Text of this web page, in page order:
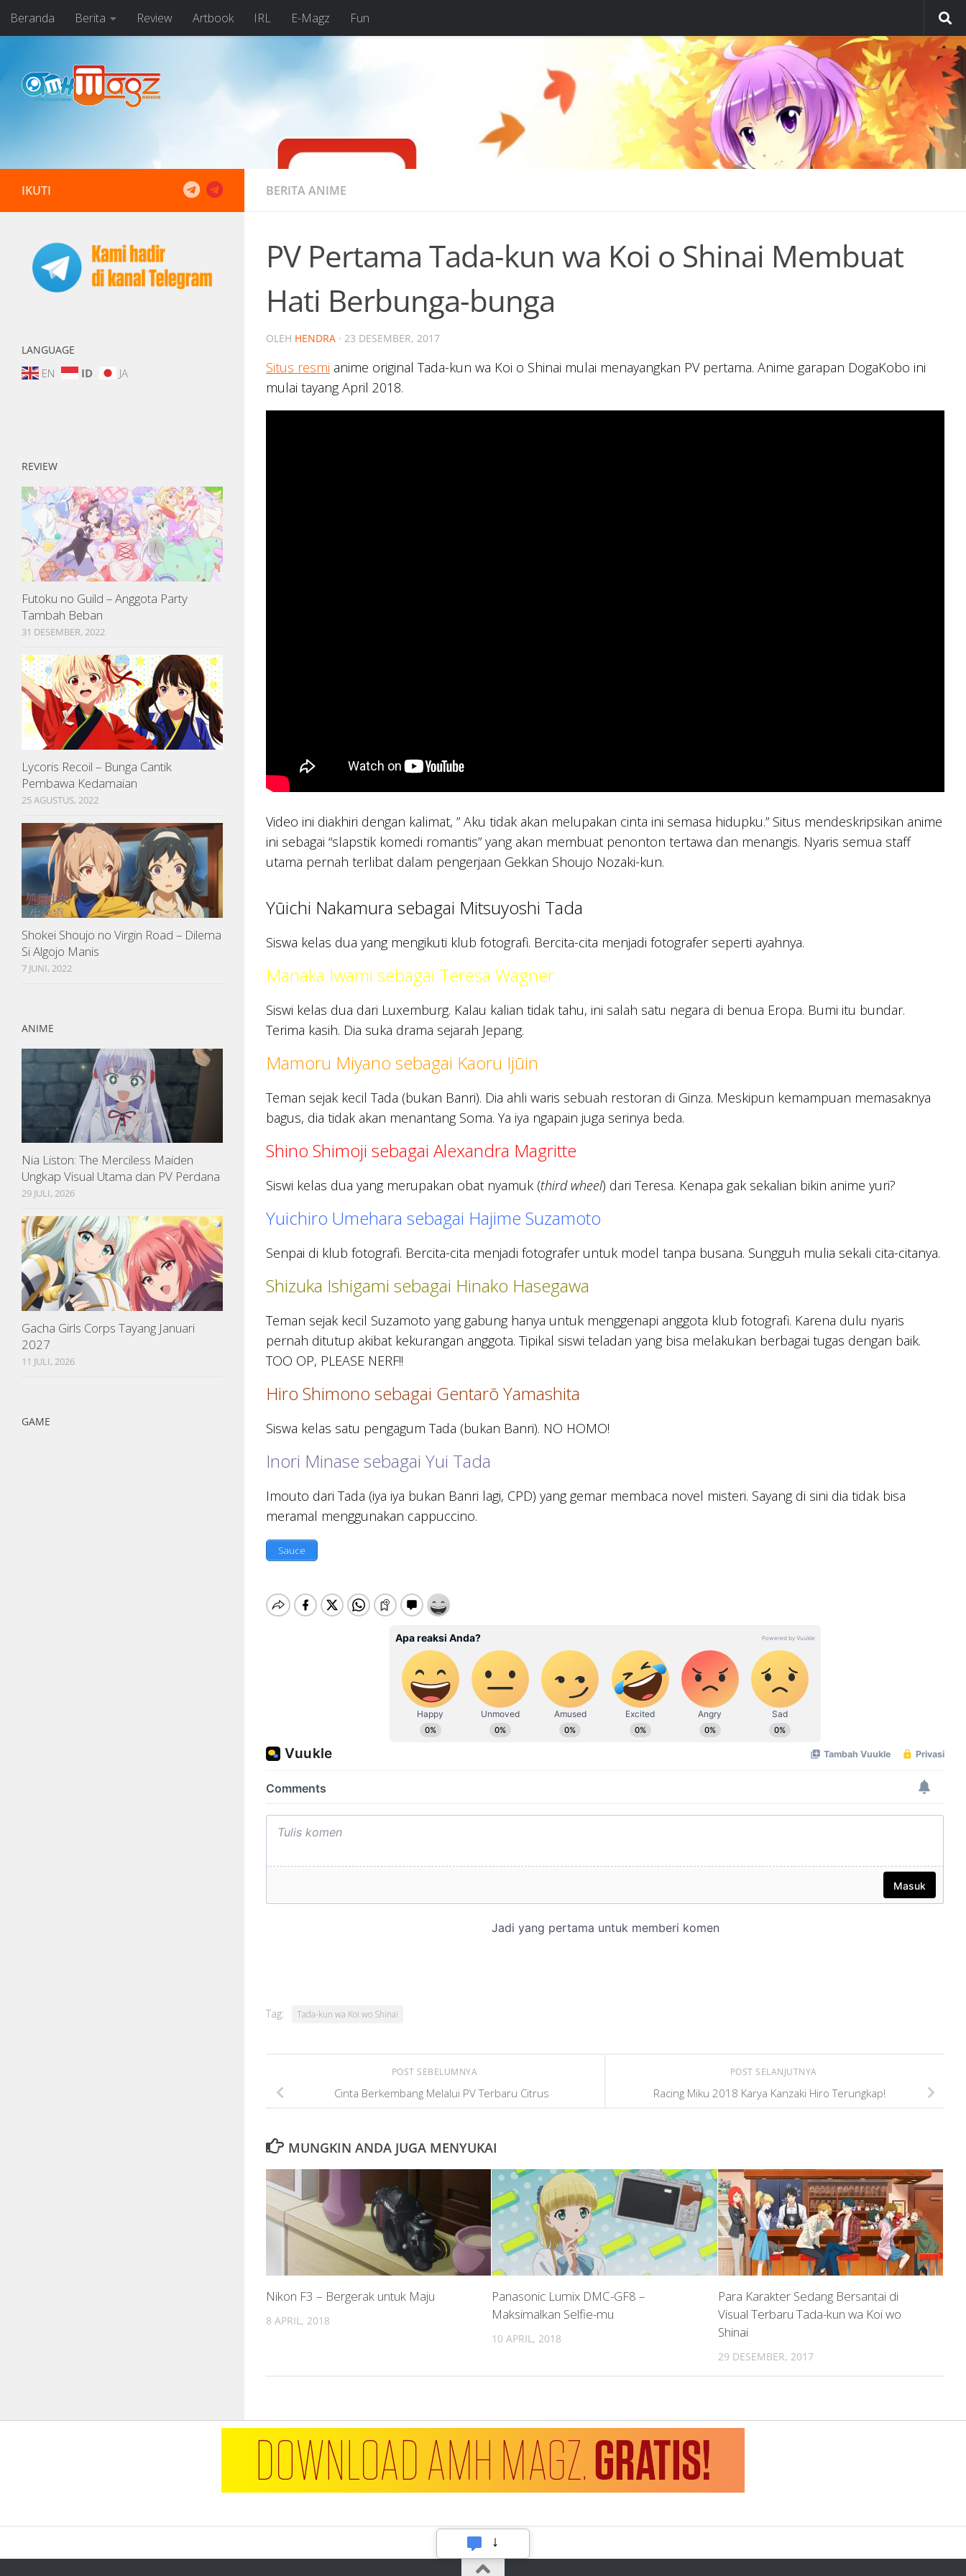
Skip to content
Beranda Berita Review Artbook IRL E-Magz Fun
BERITA ANIME
PV Pertama Tada-kun wa Koi o Shinai Membuat
Hati Berbunga-bunga
OLEH HENDRA · 23 DESEMBER, 2017
Situs resmi anime original Tada-kun wa Koi o Shinai mulai menayangkan PV pertama. Anime garapan DogaKobo ini
mulai tayang April 2018.
Video ini diakhiri dengan kalimat, ” Aku tidak akan melupakan cinta ini semasa hidupku.” Situs mendeskripsikan anime
ini sebagai “slapstik komedi romantis” yang akan membuat penonton tertawa dan menangis. Nyaris semua staff
utama pernah terlibat dalam pengerjaan Gekkan Shoujo Nozaki-kun.
Yūichi Nakamura sebagai Mitsuyoshi Tada
Siswa kelas dua yang mengikuti klub fotografi. Bercita-cita menjadi fotografer seperti ayahnya.
Manaka Iwami sebagai Teresa Wagner
Siswi kelas dua dari Luxemburg. Kalau kalian tidak tahu, ini salah satu negara di benua Eropa. Bumi itu bundar.
Terima kasih. Dia suka drama sejarah Jepang.
Mamoru Miyano sebagai Kaoru Ijūin
Teman sejak kecil Tada (bukan Banri). Dia ahli waris sebuah restoran di Ginza. Meskipun kemampuan memasaknya
bagus, dia tidak akan menantang Soma. Ya iya ngapain juga serinya beda.
Shino Shimoji sebagai Alexandra Magritte
Siswi kelas dua yang merupakan obat nyamuk (third wheel) dari Teresa. Kenapa gak sekalian bikin anime yuri?
Yuichiro Umehara sebagai Hajime Suzamoto
Senpai di klub fotografi. Bercita-cita menjadi fotografer untuk model tanpa busana. Sungguh mulia sekali cita-citanya.
Shizuka Ishigami sebagai Hinako Hasegawa
Teman sejak kecil Suzamoto yang gabung hanya untuk menggenapi anggota klub fotografi. Karena dulu nyaris
pernah ditutup akibat kekurangan anggota. Tipikal siswi teladan yang bisa melakukan berbagai tugas dengan baik.
TOO OP, PLEASE NERF!!
Hiro Shimono sebagai Gentarō Yamashita
Siswa kelas satu pengagum Tada (bukan Banri). NO HOMO!
Inori Minase sebagai Yui Tada
Imouto dari Tada (iya iya bukan Banri lagi, CPD) yang gemar membaca novel misteri. Sayang di sini dia tidak bisa
meramal menggunakan cappuccino.
Sauce
Tag: Tada-kun wa Koi wo Shinai
POST SELANJUTNYA
Racing Miku 2018 Karya Kanzaki Hiro Terungkap!
POST SEBELUMNYA
Cinta Berkembang Melalui PV Terbaru Citrus
MUNGKIN ANDA JUGA MENYUKAI
Nikon F3 – Bergerak untuk Maju
8 APRIL, 2018
Panasonic Lumix DMC-GF8 –
Maksimalkan Selfie-mu
10 APRIL, 2018
Para Karakter Sedang Bersantai di
Visual Terbaru Tada-kun wa Koi wo
Shinai
29 DESEMBER, 2017
IKUTI
LANGUAGE
EN ID JA
REVIEW
Futoku no Guild – Anggota Party
Tambah Beban
31 DESEMBER, 2022
Lycoris Recoil – Bunga Cantik
Pembawa Kedamaian
25 AGUSTUS, 2022
Shokei Shoujo no Virgin Road – Dilema
Si Algojo Manis
7 JUNI, 2022
ANIME
Nia Liston: The Merciless Maiden
Ungkap Visual Utama dan PV Perdana
29 JULI, 2026
Gacha Girls Corps Tayang Januari
2027
11 JULI, 2026
GAME
Hubungi Kami